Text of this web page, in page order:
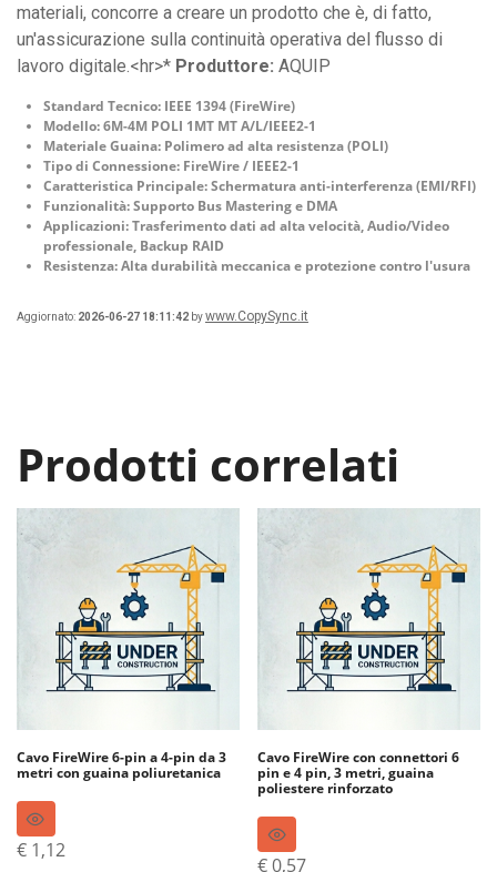
materiali, concorre a creare un prodotto che è, di fatto,
un'assicurazione sulla continuità operativa del flusso di
lavoro digitale.<hr>* Produttore: AQUIP
Standard Tecnico: IEEE 1394 (FireWire)
Modello:6M-4M POLI 1MT MT A/L/IEEE2-1
Materiale Guaina: Polimero ad alta resistenza (POLI)
Tipo di Connessione: FireWire / IEEE2-1
Caratteristica Principale:Schermatura anti-interferenza (EMI/RFI)
Funzionalità:Supporto Bus Mastering e DMA
Applicazioni:Trasferimento dati ad alta velocità, Audio/Video
professionale, Backup RAID
Resistenza:Alta durabilità meccanica e protezione contro l'usura
Aggiornato: 2026-06-27 18:11:42 bywww.CopySync.it
Prodotti correlati
Cavo FireWire 6-pin a 4-pin da 3
metri con guaina poliuretanica
€ 1,12
Cavo FireWire con connettori 6
pin e 4 pin, 3 metri, guaina
poliestere rinforzato
€0,57